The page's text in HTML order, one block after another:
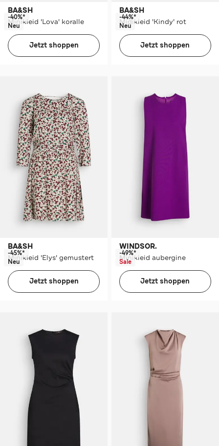
BA&SH
Minikleid 'Lova' koralle
-40%*
Neu
Jetzt shoppen
BA&SH
Midikleid 'Kindy' rot
-44%*
Neu
Jetzt shoppen
BA&SH
Minikleid 'Elys' gemustert
-45%*
Neu
Jetzt shoppen
WINDSOR.
Minikleid aubergine
-49%*
Sale
Jetzt shoppen